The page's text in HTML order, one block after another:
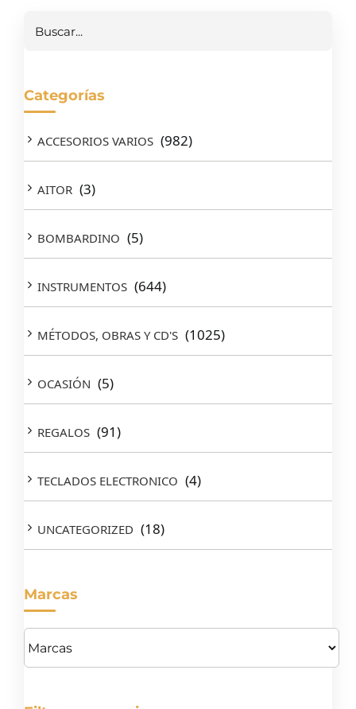
Categorías
ACCESORIOS VARIOS (982)
AITOR (3)
BOMBARDINO (5)
INSTRUMENTOS (644)
MÉTODOS, OBRAS Y CD'S (1025)
OCASIÓN (5)
REGALOS (91)
TECLADOS ELECTRONICO (4)
UNCATEGORIZED (18)
Marcas